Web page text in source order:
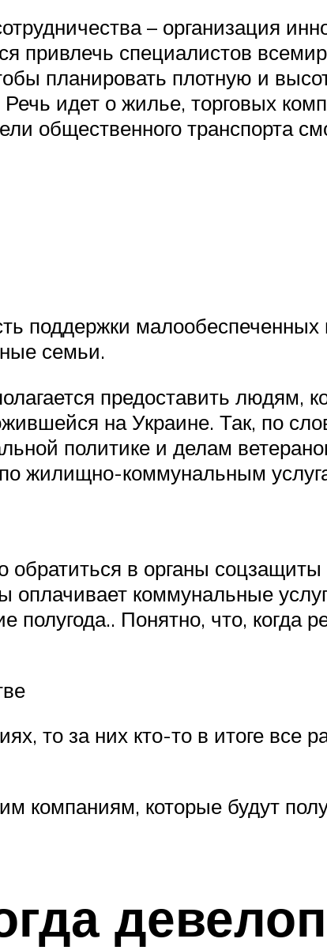
– организация
привлечь специалистов
планировать плотную и
идет о жилье, торговых
общественного транспорта
поддержки
семьи.
предоставить людям,
на Украине. Так, по
политике и делам
жилищно-коммунальным
в органы
оплачивает коммунальные
полугода.. Понятно, что, когда
то за них кто-то в итоге все
компаниям, которые будут